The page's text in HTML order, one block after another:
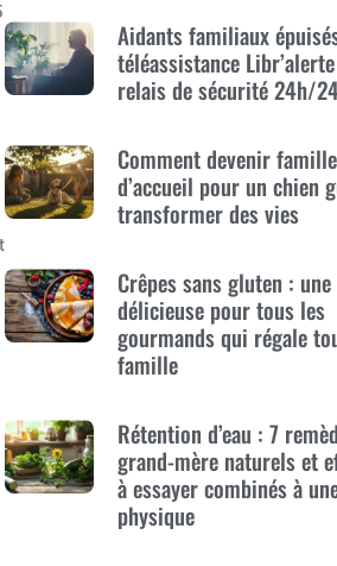
Aidants familiaux
téléassistance
relais de sécurité 24h/
Comment devenir famille
d’accueil pour un chien
transformer des vies
Crêpes sans gluten :
délicieuse pour tous les
gourmands qui régale
famille
Rétention d’eau : 7
grand-mère naturels et
à essayer combinés à
physique